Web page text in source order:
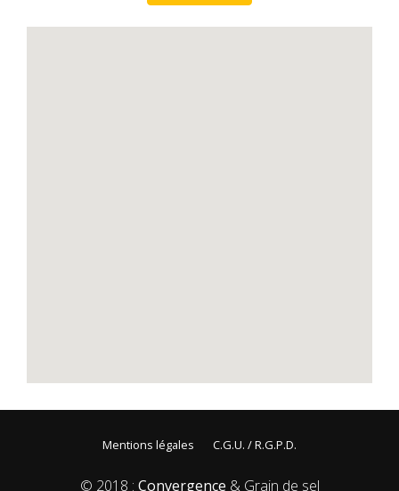
Mentions légales C.G.U. / R.G.P.D.
© 2018 : Convergence & Grain de sel